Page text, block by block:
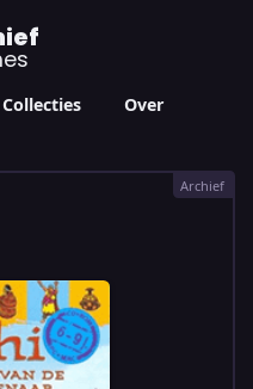
Collecties Over
Archief